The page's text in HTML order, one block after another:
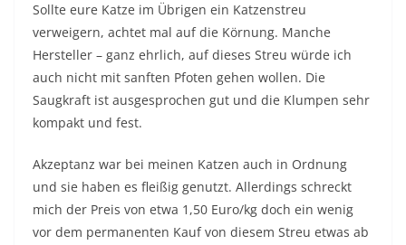
Sollte eure Katze im Übrigen ein Katzenstreu
verweigern, achtet mal auf die Körnung. Manche
Hersteller – ganz ehrlich, auf dieses Streu würde ich
auch nicht mit sanften Pfoten gehen wollen. Die
Saugkraft ist ausgesprochen gut und die Klumpen sehr
kompakt und fest.
Akzeptanz war bei meinen Katzen auch in Ordnung
und sie haben es fleißig genutzt. Allerdings schreckt
mich der Preis von etwa 1,50 Euro/kg doch ein wenig
vor dem permanenten Kauf von diesem Streu etwas ab